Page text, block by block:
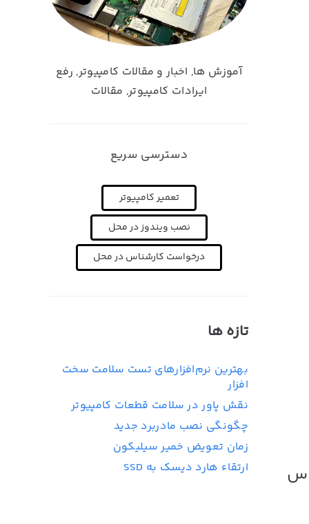
آموزش ها, اخبار و مقالات کامپیوتر, رفع
ایرادات کامپیوتر, مقالات
دسترسی سریع
تعمیر کامپیوتر
نصب ویندوز در محل
درخواست کارشناس در محل
تازه ها
بهترین نرم‌افزارهای تست سلامت سخت
افزار
نقش پاور در سلامت قطعات کامپیوتر
چگونگی نصب مادربرد جدید
زمان تعویض خمیر سیلیکون
ارتقاء هارد دیسک به SSD